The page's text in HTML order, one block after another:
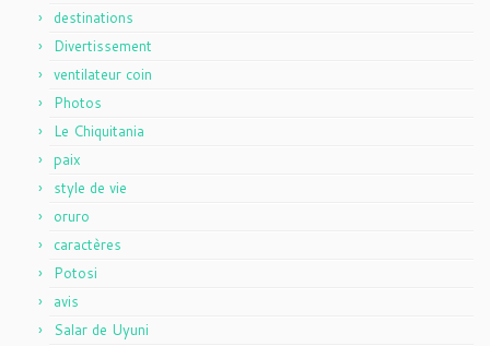
destinations
Divertissement
ventilateur coin
Photos
Le Chiquitania
paix
style de vie
oruro
caractères
Potosi
avis
Salar de Uyuni